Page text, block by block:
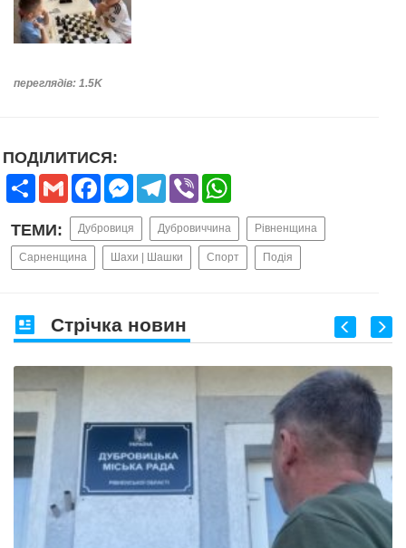
переглядів: 1.5K
ПОДІЛИТИСЯ:
Share Gmail FacebookMessengerTelegram
Viber
ТЕМИ: Дубровиця Дубровиччина Рівненщина
Сарненщина Шахи | Шашки Спорт Подія
Стрічка новин